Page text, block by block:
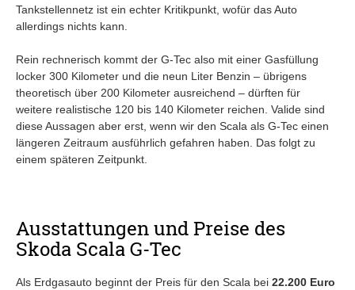
Tankstellennetz ist ein echter Kritikpunkt, wofür das Auto
allerdings nichts kann.
Rein rechnerisch kommt der G-Tec also mit einer Gasfüllung
locker 300 Kilometer und die neun Liter Benzin – übrigens
theoretisch über 200 Kilometer ausreichend – dürften für
weitere realistische 120 bis 140 Kilometer reichen. Valide sind
diese Aussagen aber erst, wenn wir den Scala als G-Tec einen
längeren Zeitraum ausführlich gefahren haben. Das folgt zu
einem späteren Zeitpunkt.
Ausstattungen und Preise des
Skoda Scala G-Tec
Als Erdgasauto beginnt der Preis für den Scala bei 22.200 Euro